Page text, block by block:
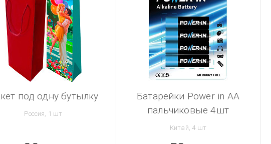
под одну бутылку
Россия, 1 шт
Батарейки Power in АА
пальчиковые 4шт
Китай, 4 шт